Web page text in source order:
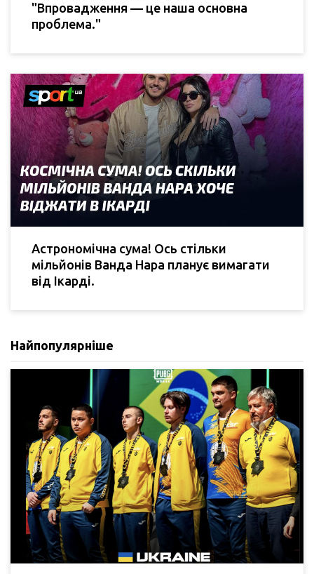
"Впровадження — це наша основна
проблема."
Астрономічна сума! Ось стільки
мільйонів Ванда Нара планує вимагати
від Ікарді.
Найпопулярніше